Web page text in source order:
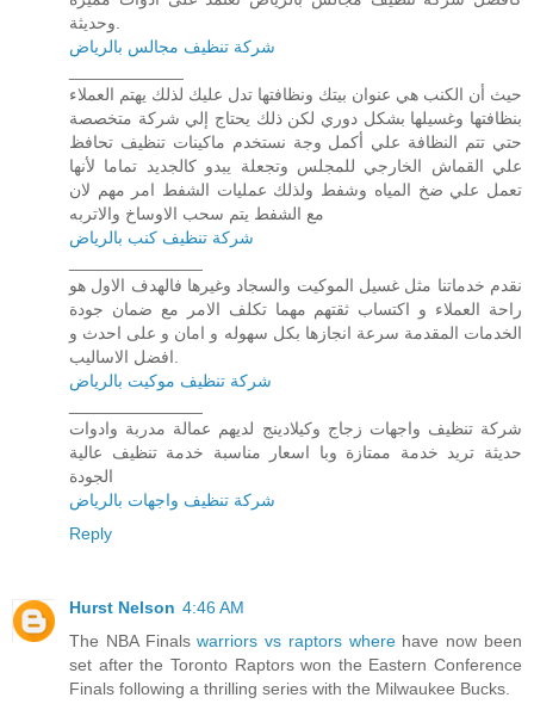
شركة تنظيف مجالس بالرياض
حيث أن الكنب هي عنوان بيتك ونظافتها تدل عليك لذلك يهتم العملاء
بنظافتها وغسيلها بشكل دوري لكن ذلك يحتاج إلي شركة متخصصة
حتي تتم النظافة علي أكمل وجة نستخدم ماكينات تنظيف تحافظ
علي القماش الخارجي للمجلس وتجعلة يبدو كالجديد تماما لأنها
تعمل علي ضخ المياه وشفط ولذلك عمليات الشفط امر مهم لان
مع الشفط يتم سحب الاوساخ والاتربه
شركة تنظيف كنب بالرياض
نقدم خدماتنا مثل غسيل الموكيت والسجاد وغيرها فالهدف الاول هو
راحة العملاء و اكتساب ثقتهم مهما تكلف الامر مع ضمان جودة
الخدمات المقدمة سرعة انجازها بكل سهوله و امان و على احدث و
شركة تنظيف موكيت بالرياض
شركة تنظيف واجهات زجاج وكيلادينج لديهم عمالة مدربة وادوات
حديثة تريد خدمة ممتازة وبا اسعار مناسبة خدمة تنظيف عالية
الجودة
شركة تنظيف واجهات بالرياض
Reply
Hurst Nelson 4:46 AM
The NBA Finalswarriors vs raptors wherehave now been
set after the Toronto Raptors won the Eastern Conference
Finals following a thrilling series with the Milwaukee Bucks.